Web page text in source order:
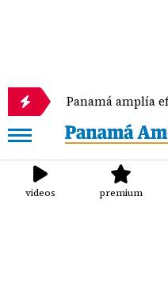
Panamá amplía efuerzos
videos premium